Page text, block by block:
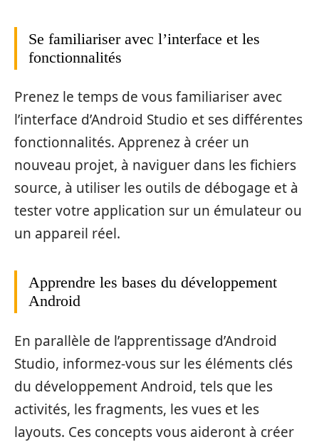
Se familiariser avec l’interface et les
fonctionnalités
Prenez le temps de vous familiariser avec
l’interface d’Android Studio et ses différentes
fonctionnalités. Apprenez à créer un
nouveau projet, à naviguer dans les fichiers
source, à utiliser les outils de débogage et à
tester votre application sur un émulateur ou
un appareil réel.
Apprendre les bases du développement
Android
En parallèle de l’apprentissage d’Android
Studio, informez-vous sur les éléments clés
du développement Android, tels que les
activités, les fragments, les vues et les
layouts. Ces concepts vous aideront à créer